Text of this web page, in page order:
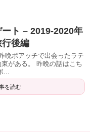
ト – 2019-2020年
後編
晩ボアッチで出会ったラテ
がある。 昨晩の話はこち
を読む